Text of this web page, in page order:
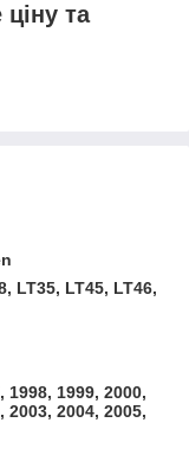
та
LT35, LT45, LT46,
1998, 1999, 2000,
2003, 2004, 2005,